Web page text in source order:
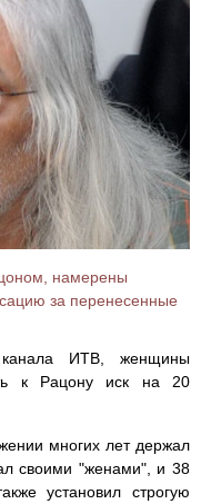
намерены
за перенесенные
ИТВ, женщины
к Рацону иск на 20
многих лет держал
своими "женами", и 38
установил строгую